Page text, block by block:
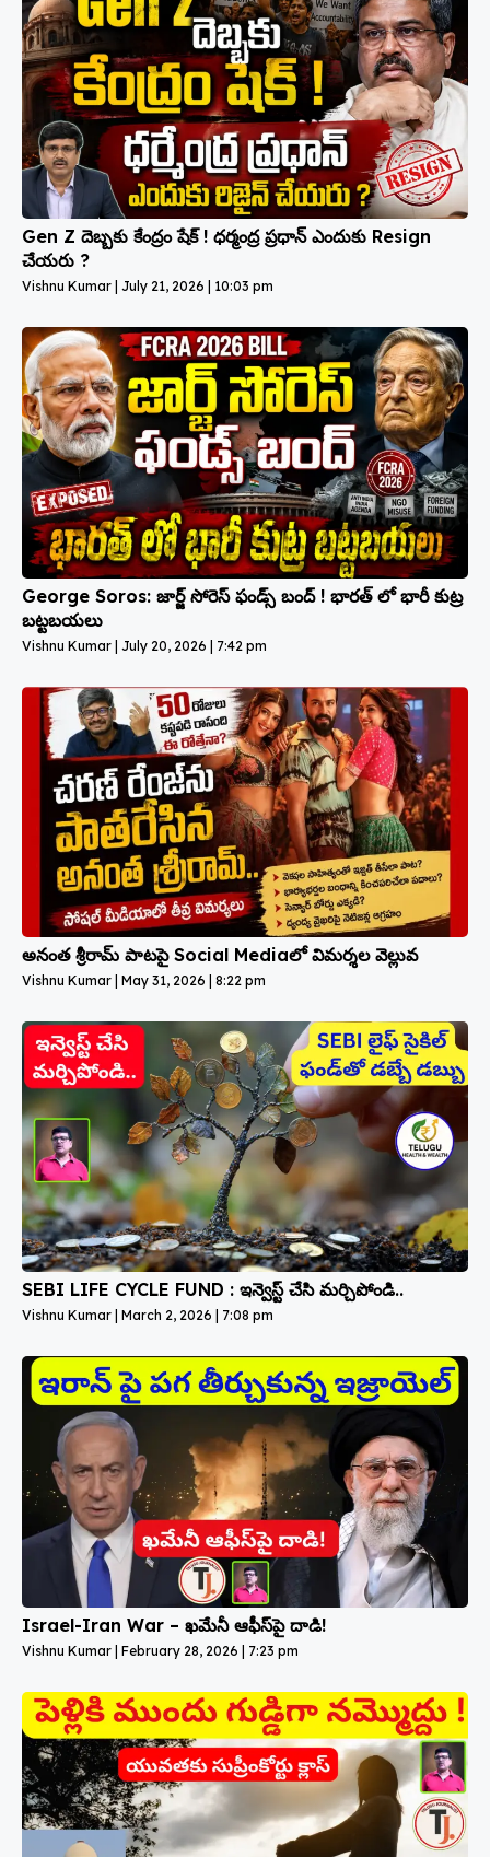
Gen Z దెబ్బకు కేంద్రం షేక్ ! ధర్మంద్ర ప్రధాన్ ఎందుకు Resign
చేయరు ?
Vishnu Kumar July 21, 2026 10:03 pm
George Soros: జార్జ్ సోరెస్ ఫండ్స్ బంద్ ! భారత్ లో భారీ కుట్ర
బట్టబయలు
Vishnu Kumar July 20, 2026 7:42 pm
అనంత శ్రీరామ్ పాటపై Social Mediaలో విమర్శల వెల్లువ
Vishnu Kumar May 31, 2026 8:22 pm
SEBI LIFE CYCLE FUND : ఇన్వెస్ట్ చేసి మర్చిపోండి..
Vishnu Kumar March 2, 2026 7:08 pm
Israel-Iran War – ఖమేనీ ఆఫీస్‌పై దాడి!
Vishnu Kumar February 28, 2026 7:23 pm